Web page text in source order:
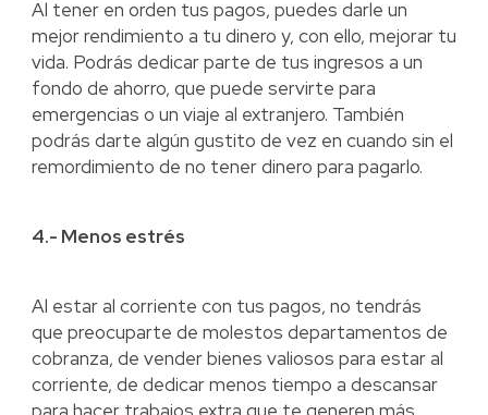
Al tener en orden tus pagos, puedes darle un
mejor rendimiento a tu dinero y, con ello, mejorar tu
vida. Podrás dedicar parte de tus ingresos a un
fondo de ahorro, que puede servirte para
emergencias o un viaje al extranjero. También
podrás darte algún gustito de vez en cuando sin el
remordimiento de no tener dinero para pagarlo.
4.- Menos estrés
Al estar al corriente con tus pagos, no tendrás
que preocuparte de molestos departamentos de
cobranza, de vender bienes valiosos para estar al
corriente, de dedicar menos tiempo a descansar
para hacer trabajos extra que te generen más